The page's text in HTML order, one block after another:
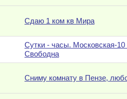
Сдаю 1 ком кв Мира
Сутки - часы. Московская-10
Свободна
Сниму комнату в Пензе,